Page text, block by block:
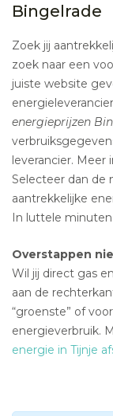
Bingelrade
Zoek jij
zoek naar een
juiste website
energieprijzen
leverancier. Meer
Selecteer dan de
aantrekkelijke
In luttele minuten
Overstappen
Wil jij direct gas
aan de
“groenste” of
energieverbruik.
energie in Tijnje